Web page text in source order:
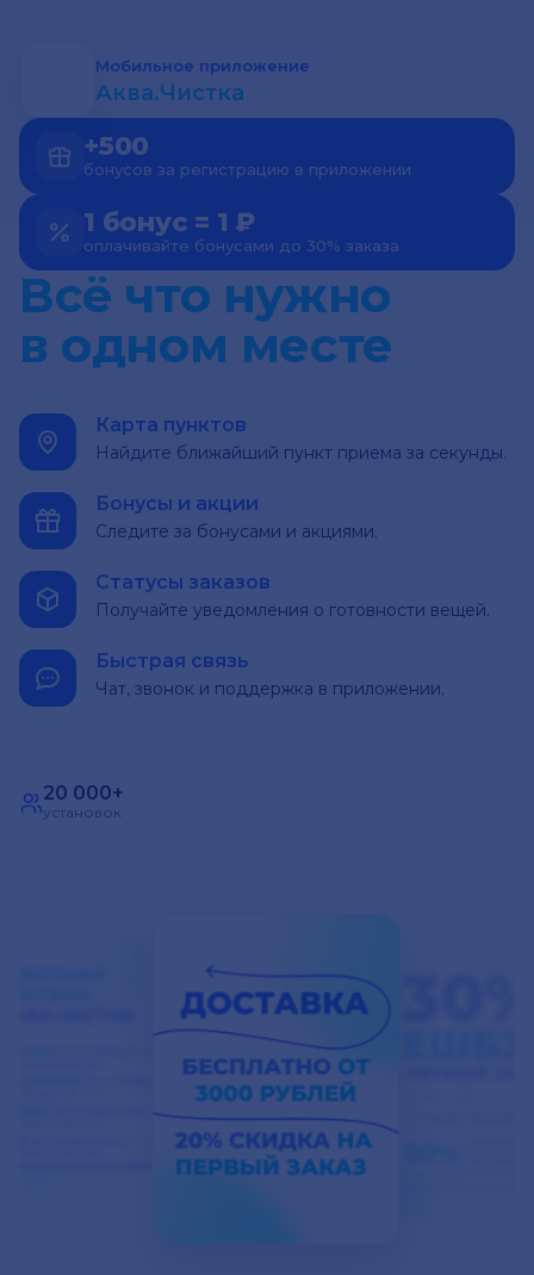
Всё что нужно
в одном месте
+500
бонусов за регистрацию в приложении
1 бонус = 1 ₽
оплачивайте бонусами до 30% заказа
Мобильное приложение
Аква.Чистка
Карта пунктов
Найдите ближайший пункт приема за секунды.
Бонусы и акции
Следите за бонусами и акциями.
Статусы заказов
Получайте уведомления о готовности вещей.
Быстрая связь
Чат, звонок и поддержка в приложении.
20 000+
установок